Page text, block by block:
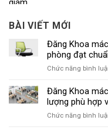
BÀI VIẾT MỚI
Đăng Khoa
phòng đạt
Chức năng bình
Đăng Khoa
lượng phù hợp
Chức năng bình